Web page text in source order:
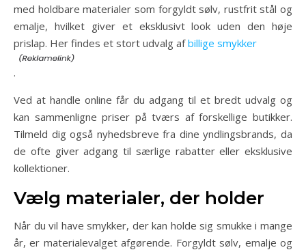
med holdbare materialer som forgyldt sølv, rustfrit stål og
emalje, hvilket giver et eksklusivt look uden den høje
prislap. Her findes et stort udvalg afbillige smykker
.
Ved at handle online får du adgang til et bredt udvalg og
kan sammenligne priser på tværs af forskellige butikker.
Tilmeld dig også nyhedsbreve fra dine yndlingsbrands, da
de ofte giver adgang til særlige rabatter eller eksklusive
kollektioner.
Vælg materialer, der holder
Når du vil have smykker, der kan holde sig smukke i mange
år, er materialevalget afgørende. Forgyldt sølv, emalje og